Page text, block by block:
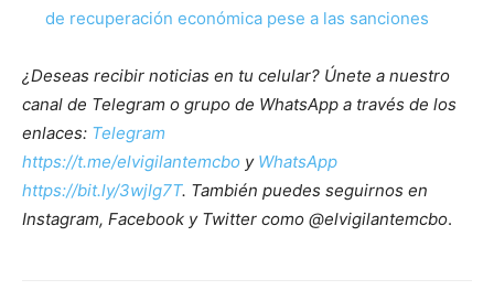
de recuperación económica pese a las sanciones
¿Deseas recibir noticias en tu celular? Únete a nuestro
canal de Telegram o grupo de WhatsApp a través de los
enlaces: Telegram
https://t.me/elvigilantemcbo y WhatsApp
https://bit.ly/3wjIg7T. También puedes seguirnos en
Instagram, Facebook y Twitter como @elvigilantemcbo.